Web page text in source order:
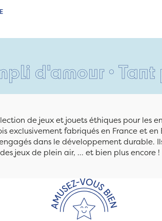
• Tant pis
de jeux et jouets éthiques pour les
exclusivement fabriqués en France et
dans le développement durable.
jeux de plein air, ... et bien plus encore !